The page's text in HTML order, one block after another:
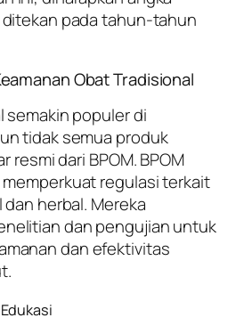
pada tahun-tahun
Obat Tradisional
semakin populer di
tidak semua produk
resmi dari BPOM. BPOM
regulasi terkait
herbal. Mereka
dan pengujian untuk
dan efektivitas